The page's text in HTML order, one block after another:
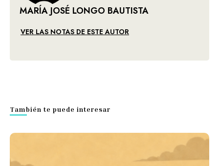
MARÍA JOSÉ LONGO BAUTISTA
VER LAS NOTAS DE ESTE AUTOR
También te puede interesar